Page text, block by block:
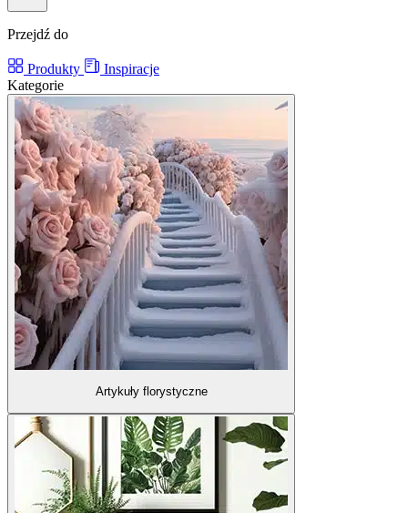
Przejdź do
Produkty
Inspiracje
Kategorie
Artykuły florystyczne